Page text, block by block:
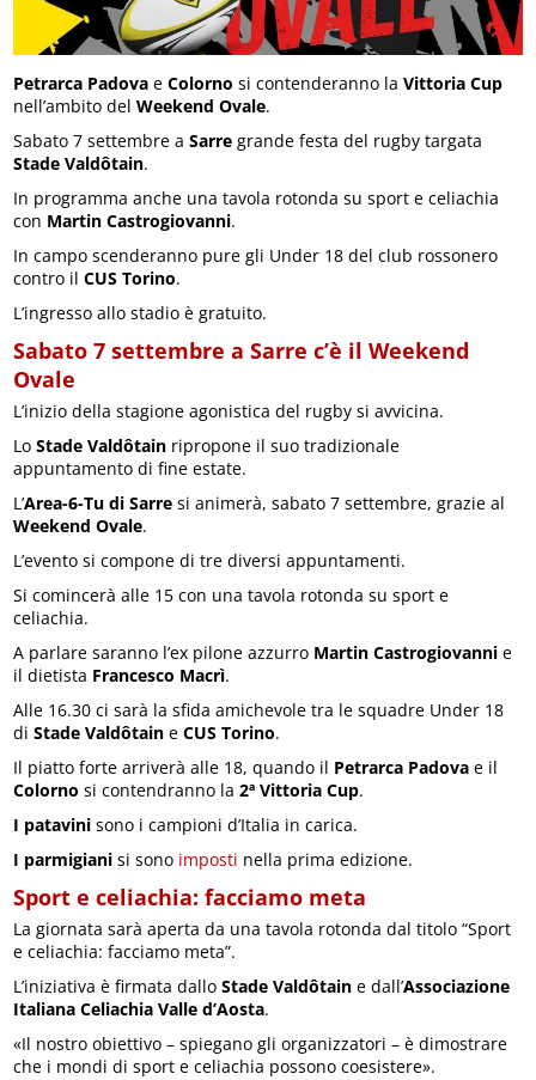
Petrarca Padova eColorno si contenderanno laVittoria Cup
nell’ambito delWeekend Ovale.
Sabato 7 settembre aSarre grande festa del rugby targata
Stade Valdôtain.
In programma anche una tavola rotonda su sport e celiachia
con Martin Castrogiovanni.
In campo scenderanno pure gli Under 18 del club rossonero
contro ilCUS Torino.
L’ingresso allo stadio è gratuito.
Sabato 7 settembre a Sarre c’è il Weekend
Ovale
L’inizio della stagione agonistica del rugby si avvicina.
LoStade Valdôtain ripropone il suo tradizionale
appuntamento di fine estate.
L’Area-6-Tu di Sarre si animerà, sabato 7 settembre, grazie al
Weekend Ovale.
L’evento si compone di tre diversi appuntamenti.
Si comincerà alle 15 con una tavola rotonda su sport e
celiachia.
A parlare saranno l’ex pilone azzurro Martin Castrogiovanni e
il dietista Francesco Macrì.
Alle 16.30 ci sarà la sfida amichevole tra le squadre Under 18
diStade Valdôtain eCUS Torino.
Il piatto forte arriverà alle 18, quando il Petrarca Padova e il
Colorno si contendranno la2ª Vittoria Cup.
I patavini sono i campioni d’Italia in carica.
I parmigiani si sono imposti nella prima edizione.
Sport e celiachia: facciamo meta
La giornata sarà aperta da una tavola rotonda dal titolo “Sport
e celiachia: facciamo meta”.
L’iniziativa è firmata dalloStade Valdôtain e dall’Associazione
Italiana Celiachia Valle d’Aosta.
«Il nostro obiettivo – spiegano gli organizzatori – è dimostrare
che i mondi di sport e celiachia possono coesistere».